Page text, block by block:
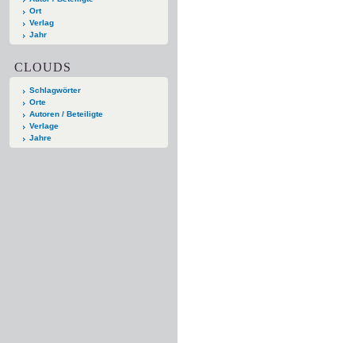
Ort
Verlag
Jahr
CLOUDS
Schlagwörter
Orte
Autoren / Beteiligte
Verlage
Jahre